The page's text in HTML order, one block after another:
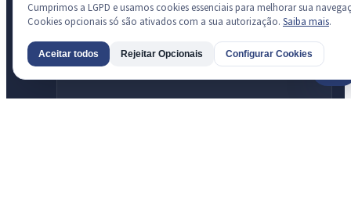
Diagnóstico Atricon
Índice de transparência
Cumprimos a LGPD e usamos cookies essenciais para melhorar sua
Cookies opcionais só são ativados com a sua autorização. Saiba mais.
Aceitar todos Rejeitar Opcionais Configurar Cookies